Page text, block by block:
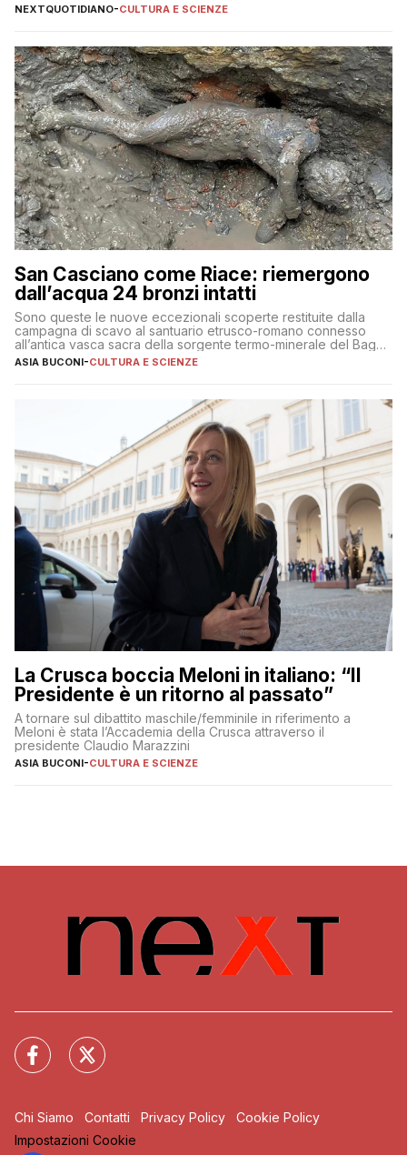
NEXTQUOTIDIANO-CULTURA E SCIENZE
San Casciano come Riace: riemergono
dall’acqua 24 bronzi intatti
Sono queste le nuove eccezionali scoperte restituite dalla
campagna di scavo al santuario etrusco-romano connesso
all’antica vasca sacra della sorgente termo-minerale del Bagno
Grande
ASIA BUCONI-CULTURA E SCIENZE
La Crusca boccia Meloni in italiano: “Il
Presidente è un ritorno al passato”
A tornare sul dibattito maschile/femminile in riferimento a
Meloni è stata l’Accademia della Crusca attraverso il
presidente Claudio Marazzini
ASIA BUCONI-CULTURA E SCIENZE
Chi Siamo Contatti Privacy Policy
Cookie Policy
Impostazioni Cookie